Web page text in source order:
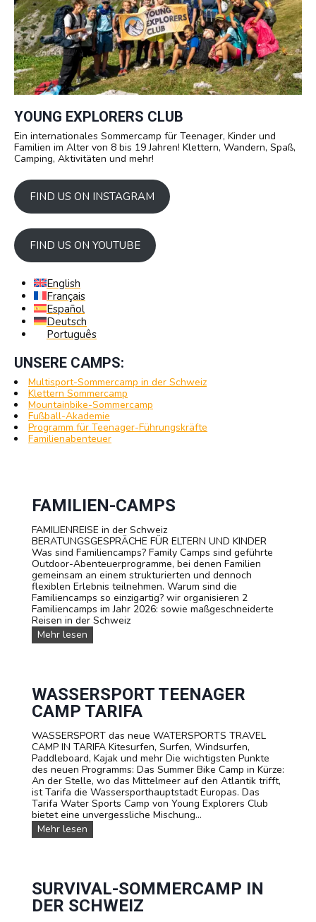
YOUNG EXPLORERS CLUB
Ein internationales Sommercamp für Teenager, Kinder und
Familien im Alter von 8 bis 19 Jahren! Klettern, Wandern, Spaß,
Camping, Aktivitäten und mehr!
FIND US ON INSTAGRAM
FIND US ON YOUTUBE
English
Français
Español
Deutsch
Português
UNSERE CAMPS:
Multisport-Sommercamp in der Schweiz
Klettern Sommercamp
Mountainbike-Sommercamp
Fußball-Akademie
Programm für Teenager-Führungskräfte
Familienabenteuer
FAMILIEN-CAMPS
FAMILIENREISE in der Schweiz
BERATUNGSGESPRÄCHE FÜR ELTERN UND KINDER
Was sind Familiencamps? Family Camps sind geführte
Outdoor-Abenteuerprogramme, bei denen Familien
gemeinsam an einem strukturierten und dennoch
flexiblen Erlebnis teilnehmen. Warum sind die
Familiencamps so einzigartig? wir organisieren 2
Familiencamps im Jahr 2026: sowie maßgeschneiderte
Reisen in der Schweiz
Mehr lesen
A
I
E
C
a
m
p
s
WASSERSPORT TEENAGER
CAMP TARIFA
WASSERSPORT das neue WATERSPORTS TRAVEL
CAMP IN TARIFA Kitesurfen, Surfen, Windsurfen,
Paddleboard, Kajak und mehr Die wichtigsten Punkte
des neuen Programms: Das Summer Bike Camp in Kürze:
An der Stelle, wo das Mittelmeer auf den Atlantik trifft,
ist Tarifa die Wassersporthauptstadt Europas. Das
Tarifa Water Sports Camp von Young Explorers Club
bietet eine unvergessliche Mischung...
Mehr lesen
A
R
S
P
SURVIVAL-SOMMERCAMP IN
DER SCHWEIZ